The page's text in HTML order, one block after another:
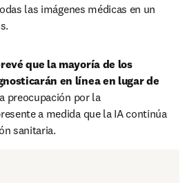
las imágenes médicas en un
que la mayoría de los
en línea en lugar de
preocupación por la
a medida que la IA continúa
sanitaria.